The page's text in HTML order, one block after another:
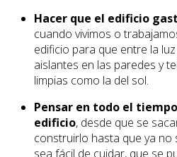
Hacer que el edificio
cuando vivimos o
edificio para que entre la
aislantes en las paredes y
limpias como la del sol.
Pensar en todo el
edificio, desde que se
construirlo hasta que ya no
sea fácil de cuidar, que se